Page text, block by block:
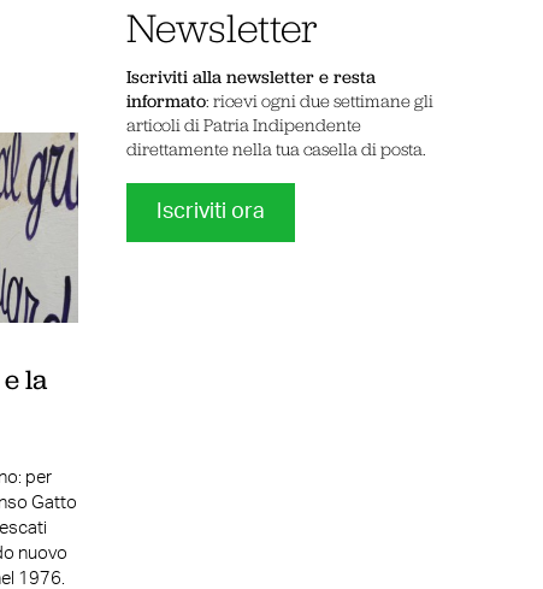
la
per
Gatto
nuovo
1976.
Newsletter
Iscriviti alla newsletter e resta
informato: ricevi ogni due settimane gli
articoli di Patria Indipendente
direttamente nella tua casella di posta.
Iscriviti ora